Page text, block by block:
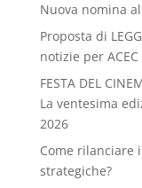
Nuova nomina
Proposta di
notizie per ACEC
FESTA DEL
La ventesima
2026
Come rilanciare
strategiche?